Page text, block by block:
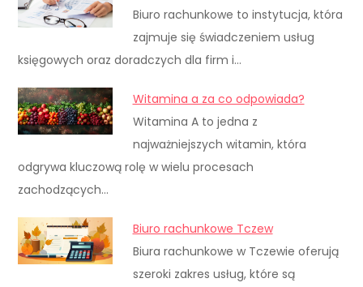
Biuro rachunkowe to instytucja, która
zajmuje się świadczeniem usług
księgowych oraz doradczych dla firm i…
Witamina a za co odpowiada?
Witamina A to jedna z
najważniejszych witamin, która
odgrywa kluczową rolę w wielu procesach
zachodzących…
Biuro rachunkowe Tczew
Biura rachunkowe w Tczewie oferują
szeroki zakres usług, które są